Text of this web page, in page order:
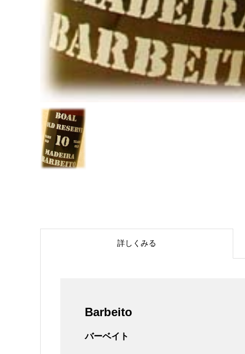
詳しくみる
Barbeito
バーベイト